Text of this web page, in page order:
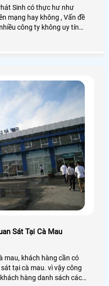
Sinh có thực hư như
mạng hay không , Vấn đề
công ty không uy tín
Sát Tại Cà Mau
mau, khách hàng cần có
mau. vì vậy công
hàng danh sách các